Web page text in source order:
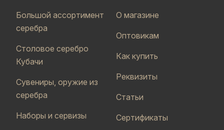
Большой ассортимент
серебра
Столовое серебро
Кубачи
Сувениры, оружие из
серебра
Наборы и сервизы
О магазине
Оптовикам
Как купить
Реквизиты
Статьи
Сертификаты